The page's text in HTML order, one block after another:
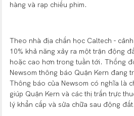
hàng và rạp chiếu phim.
Theo nhà địa chấn học Caltech -
10% khả năng xảy ra một trận động
hoặc cao hơn trong tuần tới. Thống
Newsom thông báo Quận Kern đang
Thông báo của Newsom có ​​nghĩa là
giúp Quận Kern và các thị trấn trực
lý khẩn cấp và sửa chữa sau động đất.